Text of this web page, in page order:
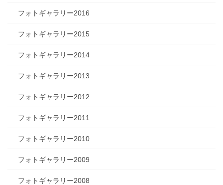
フォトギャラリー2016
フォトギャラリー2015
フォトギャラリー2014
フォトギャラリー2013
フォトギャラリー2012
フォトギャラリー2011
フォトギャラリー2010
フォトギャラリー2009
フォトギャラリー2008